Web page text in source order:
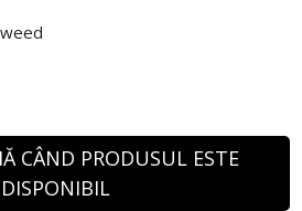
CÂND PRODUSUL ESTE
DISPONIBIL